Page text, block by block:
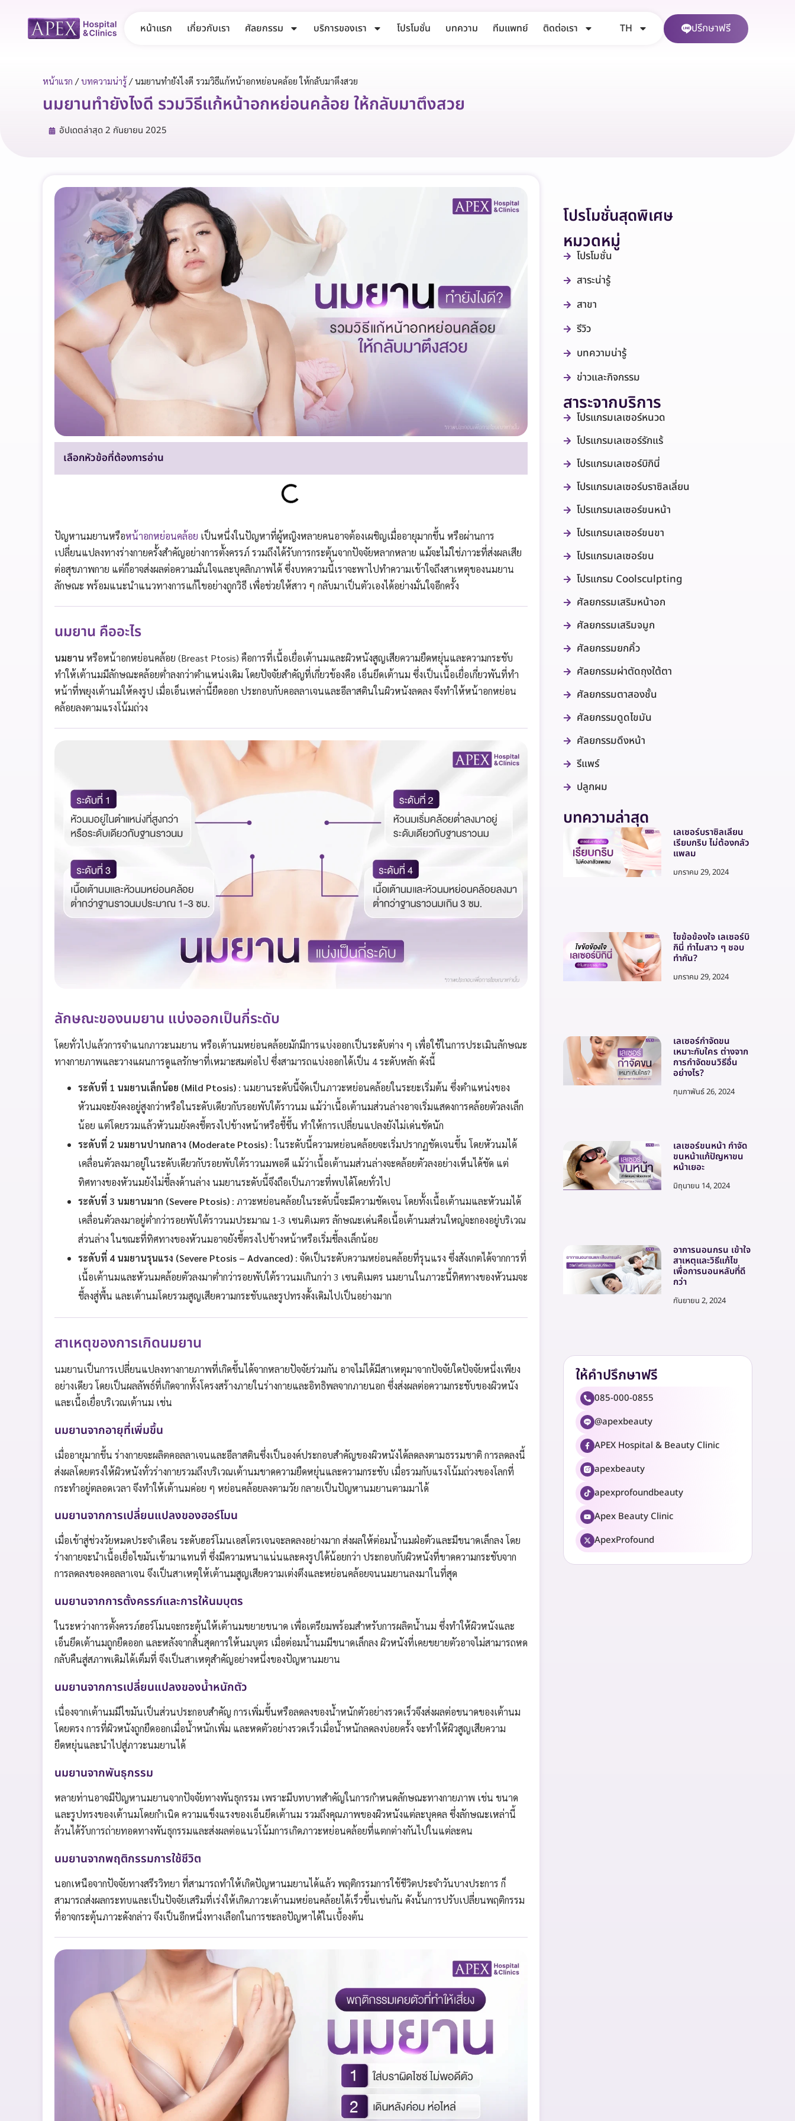
หน้าแรก เกี่ยวกับเรา ศัลยกรรม บริการของเรา โปรโมชั่น บทความ ทีมแพทย์ ติดต่อเรา TH ปรึกษาฟรี
หน้าแรก /บทความน่ารู้/นมยานทำยังไงดี รวมวิธีแก้หน้าอกหย่อนคล้อย ให้กลับมาตึงสวย
นมยานทำยังไงดี รวมวิธีแก้หน้าอกหย่อนคล้อย ให้กลับมาตึงสวย
อัปเดตล่าสุด 2 กันยายน 2025
เลือกหัวข้อที่ต้องการอ่าน
ปัญหานมยานหรือหน้าอกหย่อนคล้อย เป็นหนึ่งในปัญหาที่ผู้หญิงหลายคนอาจต้องเผชิญเมื่ออายุมากขึ้น หรือผ่านการ
เปลี่ยนแปลงทางร่างกายครั้งสำคัญอย่างการตั้งครรภ์ รวมถึงได้รับการกระตุ้นจากปัจจัยหลากหลาย แม้จะไม่ใช่ภาวะที่ส่งผลเสีย
ต่อสุขภาพกาย แต่ก็อาจส่งผลต่อความมั่นใจและบุคลิกภาพได้ ซึ่งบทความนี้เราจะพาไปทำความเข้าใจถึงสาเหตุของนมยาน
ลักษณะ พร้อมแนะนำแนวทางการแก้ไขอย่างถูกวิธี เพื่อช่วยให้สาว ๆ กลับมาเป็นตัวเองได้อย่างมั่นใจอีกครั้ง
นมยาน คืออะไร
นมยาน หรือหน้าอกหย่อนคล้อย (Breast Ptosis) คือการที่เนื้อเยื่อเต้านมและผิวหนังสูญเสียความยืดหยุ่นและความกระชับ
ทำให้เต้านมมีลักษณะคล้อยต่ำลงกว่าตำแหน่งเดิม โดยปัจจัยสำคัญที่เกี่ยวข้องคือ เอ็นยึดเต้านม ซึ่งเป็นเนื้อเยื่อเกี่ยวพันที่ทำ
หน้าที่พยุงเต้านมให้คงรูป เมื่อเอ็นเหล่านี้ยืดออก ประกอบกับคอลลาเจนและอีลาสตินในผิวหนังลดลง จึงทำให้หน้าอกหย่อน
คล้อยลงตามแรงโน้มถ่วง
ลักษณะของนมยาน แบ่งออกเป็นกี่ระดับ
โดยทั่วไปแล้วการจำแนกภาวะนมยาน หรือเต้านมหย่อนคล้อยมักมีการแบ่งออกเป็นระดับต่าง ๆ เพื่อใช้ในการประเมินลักษณะ
ทางกายภาพและวางแผนการดูแลรักษาที่เหมาะสมต่อไป ซึ่งสามารถแบ่งออกได้เป็น 4 ระดับหลัก ดังนี้
ระดับที่ 1 นมยานเล็กน้อย (Mild Ptosis) : นมยานระดับนี้จัดเป็นภาวะหย่อนคล้อยในระยะเริ่มต้น ซึ่งตำแหน่งของ
หัวนมจะยังคงอยู่สูงกว่าหรือในระดับเดียวกับรอยพับใต้ราวนม แม้ว่าเนื้อเต้านมส่วนล่างอาจเริ่มแสดงการคล้อยตัวลงเล็ก
น้อย แต่โดยรวมแล้วหัวนมยังคงชี้ตรงไปข้างหน้าหรือชี้ขึ้น ทำให้การเปลี่ยนแปลงยังไม่เด่นชัดนัก
ระดับที่ 2 นมยานปานกลาง (Moderate Ptosis) : ในระดับนี้ความหย่อนคล้อยจะเริ่มปรากฏชัดเจนขึ้น โดยหัวนมได้
เคลื่อนตัวลงมาอยู่ในระดับเดียวกับรอยพับใต้ราวนมพอดี แม้ว่าเนื้อเต้านมส่วนล่างจะคล้อยตัวลงอย่างเห็นได้ชัด แต่
ทิศทางของหัวนมยังไม่ชี้ลงด้านล่าง นมยานระดับนี้จึงถือเป็นภาวะที่พบได้โดยทั่วไป
ระดับที่ 3 นมยานมาก (Severe Ptosis) : ภาวะหย่อนคล้อยในระดับนี้จะมีความชัดเจน โดยทั้งเนื้อเต้านมและหัวนมได้
เคลื่อนตัวลงมาอยู่ต่ำกว่ารอยพับใต้ราวนมประมาณ 1-3 เซนติเมตร ลักษณะเด่นคือเนื้อเต้านมส่วนใหญ่จะกองอยู่บริเวณ
ส่วนล่าง ในขณะที่ทิศทางของหัวนมอาจยังชี้ตรงไปข้างหน้าหรือเริ่มชี้ลงเล็กน้อย
ระดับที่ 4 นมยานรุนแรง (Severe Ptosis – Advanced) : จัดเป็นระดับความหย่อนคล้อยที่รุนแรง ซึ่งสังเกตได้จากการที่
เนื้อเต้านมและหัวนมคล้อยตัวลงมาต่ำกว่ารอยพับใต้ราวนมเกินกว่า 3 เซนติเมตร นมยานในภาวะนี้ทิศทางของหัวนมจะ
ชี้ลงสู่พื้น และเต้านมโดยรวมสูญเสียความกระชับและรูปทรงดั้งเดิมไปเป็นอย่างมาก
สาเหตุของการเกิดนมยาน
นมยานเป็นการเปลี่ยนแปลงทางกายภาพที่เกิดขึ้นได้จากหลายปัจจัยร่วมกัน อาจไม่ได้มีสาเหตุมาจากปัจจัยใดปัจจัยหนึ่งเพียง
อย่างเดียว โดยเป็นผลลัพธ์ที่เกิดจากทั้งโครงสร้างภายในร่างกายและอิทธิพลจากภายนอก ซึ่งส่งผลต่อความกระชับของผิวหนัง
และเนื้อเยื่อบริเวณเต้านม เช่น
นมยานจากอายุที่เพิ่มขึ้น
เมื่ออายุมากขึ้น ร่างกายจะผลิตคอลลาเจนและอีลาสตินซึ่งเป็นองค์ประกอบสำคัญของผิวหนังได้ลดลงตามธรรมชาติ การลดลงนี้
ส่งผลโดยตรงให้ผิวหนังทั่วร่างกายรวมถึงบริเวณเต้านมขาดความยืดหยุ่นและความกระชับ เมื่อรวมกับแรงโน้มถ่วงของโลกที่
กระทำอยู่ตลอดเวลา จึงทำให้เต้านมค่อย ๆ หย่อนคล้อยลงตามวัย กลายเป็นปัญหานมยานตามมาได้
นมยานจากการเปลี่ยนแปลงของฮอร์โมน
เมื่อเข้าสู่ช่วงวัยหมดประจำเดือน ระดับฮอร์โมนเอสโตรเจนจะลดลงอย่างมาก ส่งผลให้ต่อมน้ำนมฝ่อตัวและมีขนาดเล็กลง โดย
ร่างกายจะนำเนื้อเยื่อไขมันเข้ามาแทนที่ ซึ่งมีความหนาแน่นและคงรูปได้น้อยกว่า ประกอบกับผิวหนังที่ขาดความกระชับจาก
การลดลงของคอลลาเจน จึงเป็นสาเหตุให้เต้านมสูญเสียความเต่งตึงและหย่อนคล้อยจนนมยานลงมาในที่สุด
นมยานจากการตั้งครรภ์และการให้นมบุตร
ในระหว่างการตั้งครรภ์ฮอร์โมนจะกระตุ้นให้เต้านมขยายขนาด เพื่อเตรียมพร้อมสำหรับการผลิตน้ำนม ซึ่งทำให้ผิวหนังและ
เอ็นยึดเต้านมถูกยืดออก และหลังจากสิ้นสุดการให้นมบุตร เมื่อต่อมน้ำนมมีขนาดเล็กลง ผิวหนังที่เคยขยายตัวอาจไม่สามารถหด
กลับคืนสู่สภาพเดิมได้เต็มที่ จึงเป็นสาเหตุสำคัญอย่างหนึ่งของปัญหานมยาน
นมยานจากการเปลี่ยนแปลงของน้ำหนักตัว
เนื่องจากเต้านมมีไขมันเป็นส่วนประกอบสำคัญ การเพิ่มขึ้นหรือลดลงของน้ำหนักตัวอย่างรวดเร็วจึงส่งผลต่อขนาดของเต้านม
โดยตรง การที่ผิวหนังถูกยืดออกเมื่อน้ำหนักเพิ่ม และหดตัวอย่างรวดเร็วเมื่อน้ำหนักลดลงบ่อยครั้ง จะทำให้ผิวสูญเสียความ
ยืดหยุ่นและนำไปสู่ภาวะนมยานได้
นมยานจากพันธุกรรม
หลายท่านอาจมีปัญหานมยานจากปัจจัยทางพันธุกรรม เพราะมีบทบาทสำคัญในการกำหนดลักษณะทางกายภาพ เช่น ขนาด
และรูปทรงของเต้านมโดยกำเนิด ความแข็งแรงของเอ็นยึดเต้านม รวมถึงคุณภาพของผิวหนังแต่ละบุคคล ซึ่งลักษณะเหล่านี้
ล้วนได้รับการถ่ายทอดทางพันธุกรรมและส่งผลต่อแนวโน้มการเกิดภาวะหย่อนคล้อยที่แตกต่างกันไปในแต่ละคน
นมยานจากพฤติกรรมการใช้ชีวิต
นอกเหนือจากปัจจัยทางสรีรวิทยา ที่สามารถทำให้เกิดปัญหานมยานได้แล้ว พฤติกรรมการใช้ชีวิตประจำวันบางประการ ก็
สามารถส่งผลกระทบและเป็นปัจจัยเสริมที่เร่งให้เกิดภาวะเต้านมหย่อนคล้อยได้เร็วขึ้นเช่นกัน ดังนั้นการปรับเปลี่ยนพฤติกรรม
ที่อาจกระตุ้นภาวะดังกล่าว จึงเป็นอีกหนึ่งทางเลือกในการชะลอปัญหาได้ในเบื้องต้น
โปรโมชั่นสุดพิเศษ
หมวดหมู่
โปรโมชั่น
สาระน่ารู้
สาขา
รีวิว
บทความน่ารู้
ข่าวและกิจกรรม
สาระจากบริการ
โปรแกรมเลเซอร์หนวด
โปรแกรมเลเซอร์รักแร้
โปรแกรมเลเซอร์บิกินี่
โปรแกรมเลเซอร์บราซิลเลี่ยน
โปรแกรมเลเซอร์ขนหน้า
โปรแกรมเลเซอร์ขนขา
โปรแกรมเลเซอร์ขน
โปรแกรม Coolsculpting
ศัลยกรรมเสริมหน้าอก
ศัลยกรรมเสริมจมูก
ศัลยกรรมยกคิ้ว
ศัลยกรรมผ่าตัดถุงใต้ตา
ศัลยกรรมตาสองชั้น
ศัลยกรรมดูดไขมัน
ศัลยกรรมดึงหน้า
รีแพร์
ปลูกผม
บทความล่าสุด
เลเซอร์บราซิลเลี่ยน
เรียบกริบ ไม่ต้องกลัว
แพลม
มกราคม 29, 2024
ไขข้อข้องใจ เลเซอร์บิ
กินี่ ทำไมสาว ๆ ชอบ
ทำกัน?
มกราคม 29, 2024
เลเซอร์กำจัดขน
เหมาะกับใคร ต่างจาก
การกำจัดขนวิธีอื่น
อย่างไร?
กุมภาพันธ์ 26, 2024
เลเซอร์ขนหน้า กำจัด
ขนหน้าแก้ปัญหาขน
หน้าเยอะ
มิถุนายน 14, 2024
อาการนอนกรน เข้าใจ
สาเหตุและวิธีแก้ไข
เพื่อการนอนหลับที่ดี
กว่า
กันยายน 2, 2024
ให้คำปรึกษาฟรี
085-000-0855
@apexbeauty
APEX Hospital & Beauty Clinic
apexbeauty
apexprofoundbeauty
Apex Beauty Clinic
ApexProfound